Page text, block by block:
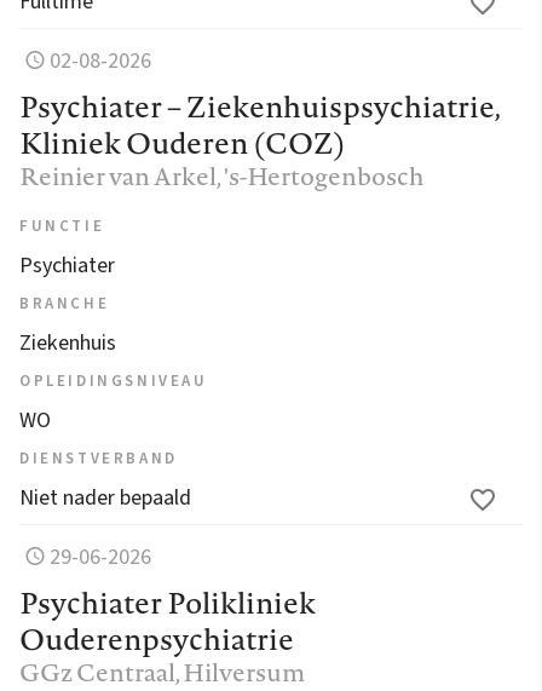
02-08-2026
Psychiater – Ziekenhuispsychiatrie,
Kliniek Ouderen (COZ)
Reinier van Arkel, 's-Hertogenbosch
FUNCTIE
Psychiater
BRANCHE
Ziekenhuis
OPLEIDINGSNIVEAU
WO
DIENSTVERBAND
Niet nader bepaald
29-06-2026
Psychiater Polikliniek
Ouderenpsychiatrie
GGz Centraal, Hilversum